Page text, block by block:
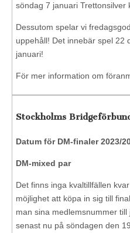
söndag 7 januari Trettonsilver
Dessutom spelar vi
uppehåll! Det innebär spel 22
januari!
För mer information om
Stockholms
Datum för DM-finaler 2023/
DM-mixed par
Det finns inga kvaltillfällen
möjlighet att köpa in sig till
man sina medlemsnummer
senast nu på söndagen den